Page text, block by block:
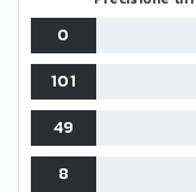
0
101
49
8